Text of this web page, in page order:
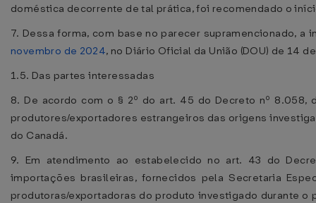
doméstica decorrente de tal prática, foi recomendado o
7. Dessa forma, com base no parecer supramencionado,
novembro de 2024, no Diário Oficial da União (DOU) de 14
1.5. Das partes interessadas
8. De acordo com o § 2º do art. 45 do Decreto nº
produtores/exportadores estrangeiros das origens
do Canadá.
9. Em atendimento ao estabelecido no art. 43 do
importações brasileiras, fornecidos pela Secretaria
produtoras/exportadoras do produto investigado durante